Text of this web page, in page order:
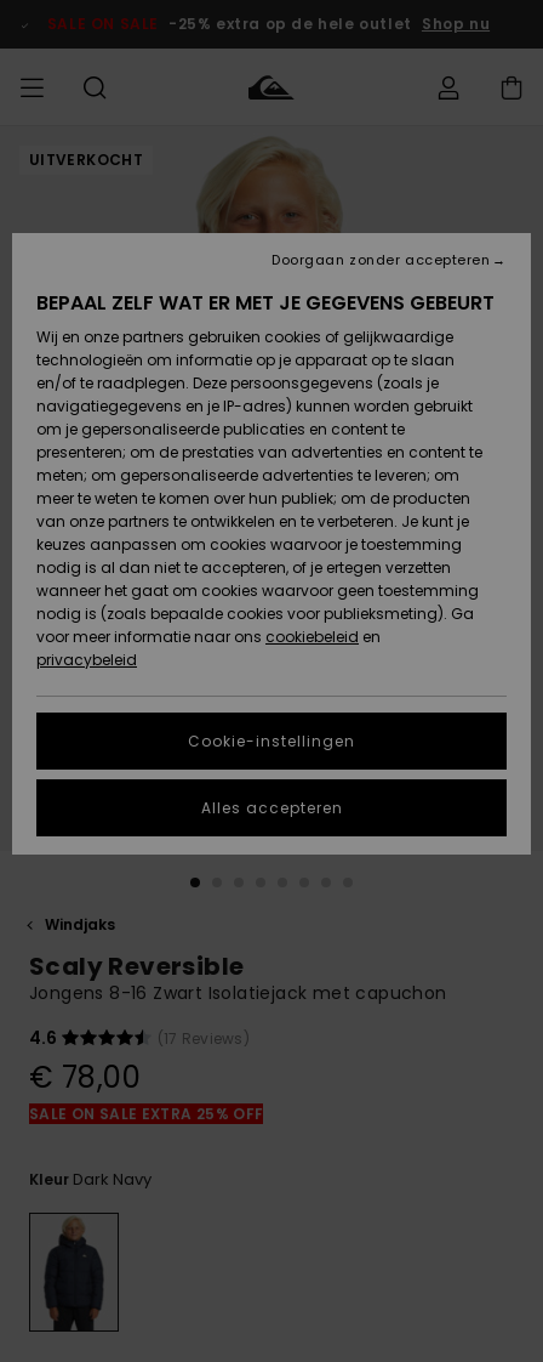
Productinformatie
SALE ON SALE -25% extra op de hele outlet Shop nu
HEREN Kleding
Accessoires
Schoenen &
Slippers
Surf /
Water
Snow
Nieuw
Highlights
JONGENS
Kleding
Accessoires
Schoenen &
Slippers
Surf /
Water
Sneeuw
Nieuw
Highlights
DAMES
Shop
Highlights
Snow
SURF
Heren Surf
Shop
Surf Shop
Highlights
Community
SNOW
Heren Snow
Shop
Snow Shop
Dames
Snow Shop
Highlights
Gemeenschap
SALE ON
SALE
HEREN
OUTLET
Kinderen
VROUW
OUTLET
Regio- En
Taalinstellingen
français
Nederlands
Toegang tot
mijn bestelling
Retouren
Betaling
Giftcard
Quiksilver
Freedom
Gegevensbescherming
gesprek om het
snelste
vraag te
krijgen.
antwoorden op
de meest
gestelde
vragen en ons
contactformulier.
bekijken
DUURZAAMHEID
STORE LOCATOR
VERLANGLIJST
UITVERKOCHT
Windjaks
Scaly Reversible
Jongens 8-16 Zwart Isolatiejack met capuchon
4.6
(17 Reviews)
€ 78,00
SALE ON SALE EXTRA 25% OFF
Kleur Dark Navy
BEPAAL ZELF WAT ER MET JE GEGEVENS GEBEURT
Wij en onze partners gebruiken cookies of gelijkwaardige
technologieën om informatie op je apparaat op te slaan
en/of te raadplegen. Deze persoonsgegevens (zoals je
navigatiegegevens en je IP-adres) kunnen worden gebruikt
om je gepersonaliseerde publicaties en content te
presenteren; om de prestaties van advertenties en content te
meten; om gepersonaliseerde advertenties te leveren; om
meer te weten te komen over hun publiek; om de producten
van onze partners te ontwikkelen en te verbeteren. Je kunt je
keuzes aanpassen om cookies waarvoor je toestemming
nodig is al dan niet te accepteren, of je ertegen verzetten
wanneer het gaat om cookies waarvoor geen toestemming
nodig is (zoals bepaalde cookies voor publieksmeting). Ga
voor meer informatie naar ons cookiebeleid en
privacybeleid
Cookie-instellingen
Doorgaan zonder accepteren
Alles accepteren